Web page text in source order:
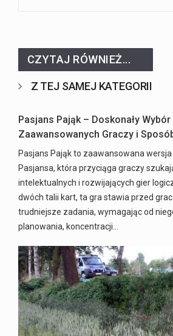
CZYTAJ RÓWNIEŻ...
Z TEJ SAMEJ KATEGORII
Pasjans Pająk – Doskonały Wybór
Zaawansowanych Graczy i
Pasjans Pająk to zaawansowana
Pasjansa, która przyciąga graczy
intelektualnych i rozwijających gier
dwóch talii kart, ta gra stawia przed
trudniejsze zadania, wymagając od
planowania, koncentracji…